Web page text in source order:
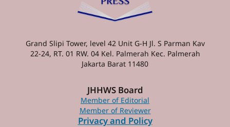
Grand Slipi Tower, level 42 Unit G-H Jl. S Parman Kav
22-24, RT. 01 RW. 04 Kel. Palmerah Kec. Palmerah
Jakarta Barat 11480
JHHWS Board
Member of Editorial
Member of Reviewer
Privacy and Policy